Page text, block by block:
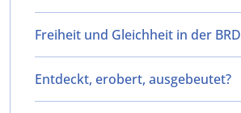
Freiheit und Gleichheit in der BRD
Entdeckt, erobert, ausgebeutet?